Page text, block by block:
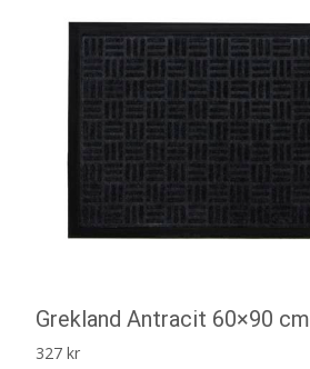
Grekland Antracit 60×90 cm
327 kr